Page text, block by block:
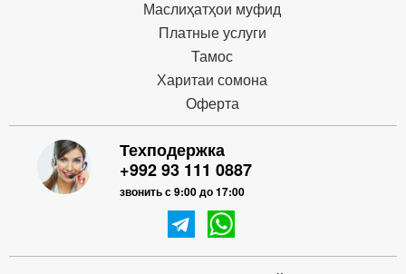
Маслиҳатҳои муфид
Платные услуги
Тамос
Харитаи сомона
Оферта
Техподержка
+992 93 111 0887
звонить с 9:00 до 17:00